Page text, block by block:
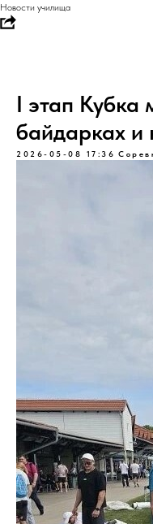
Новости училища
I этап Кубка
байдарках и
2026-05-08 17:36